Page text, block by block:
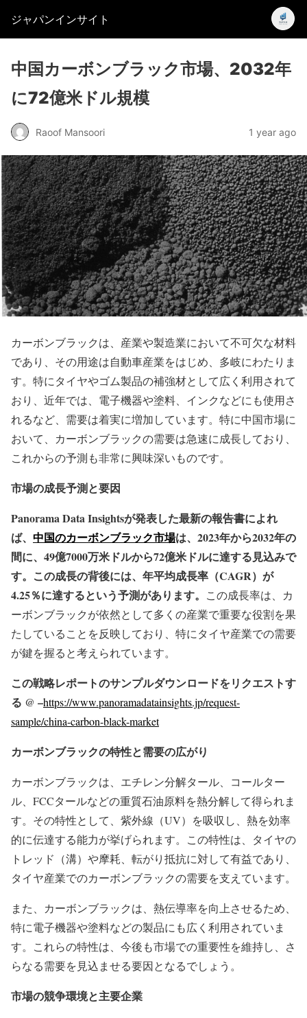
ジャパンインサイト
中国カーボンブラック市場、2032年
に72億米ドル規模
Raoof Mansoori 1 year ago
カーボンブラックは、産業や製造業において不可欠な材料
であり、その用途は自動車産業をはじめ、多岐にわたりま
す。特にタイヤやゴム製品の補強材として広く利用されて
おり、近年では、電子機器や塗料、インクなどにも使用さ
れるなど、需要は着実に増加しています。特に中国市場に
おいて、カーボンブラックの需要は急速に成長しており、
これからの予測も非常に興味深いものです。
市場の成長予測と要因
Panorama Data Insightsが発表した最新の報告書によれ
ば、 中国のカーボンブラック市場は、2023年から2032年の
間に、49億7000万米ドルから72億米ドルに達する見込みで
す。この成長の背後には、年平均成長率（CAGR）が
4.25％に達するという予測があります。 この成長率は、カ
ーボンブラックが依然として多くの産業で重要な役割を果
たしていることを反映しており、特にタイヤ産業での需要
が鍵を握ると考えられています。
この戦略レポートのサンプルダウンロードをリクエストす
る @ –https://www.panoramadatainsights.jp/request-
sample/china-carbon-black-market
カーボンブラックの特性と需要の広がり
カーボンブラックは、エチレン分解タール、コールター
ル、FCCタールなどの重質石油原料を熱分解して得られま
す。その特性として、紫外線（UV）を吸収し、熱を効率
的に伝達する能力が挙げられます。この特性は、タイヤの
トレッド（溝）や摩耗、転がり抵抗に対して有益であり、
タイヤ産業でのカーボンブラックの需要を支えています。
また、カーボンブラックは、熱伝導率を向上させるため、
特に電子機器や塗料などの製品にも広く利用されていま
す。これらの特性は、今後も市場での重要性を維持し、さ
らなる需要を見込ませる要因となるでしょう。
市場の競争環境と主要企業